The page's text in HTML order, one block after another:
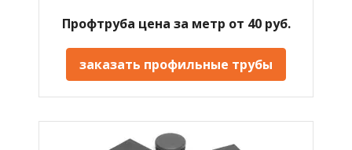
Профтруба цена за метр от 40 руб.
заказать профильные трубы